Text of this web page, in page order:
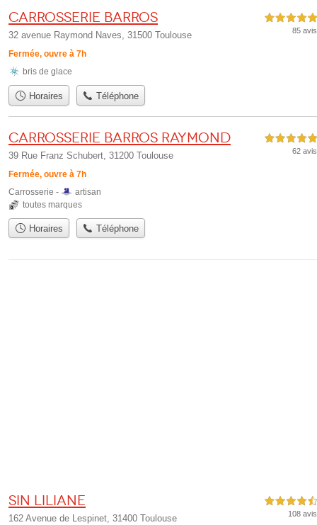
Carrosserie Barros
32 avenue Raymond Naves, 31500 Toulouse
Fermée, ouvre à 7h
5,0 étoiles sur 5
85 avis
bris de glace
Horaires Téléphone
Carrosserie Barros Raymond
39 Rue Franz Schubert, 31200 Toulouse
Fermée, ouvre à 7h
5,0 étoiles sur 5
62 avis
Carrosserie -
artisan
toutes marques
Horaires Téléphone
SIN Liliane
162 Avenue de Lespinet, 31400 Toulouse
4,5 étoiles sur 5
108 avis